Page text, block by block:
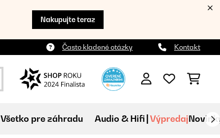
Nakupujte teraz
Často kladené otázky Kontakt
Všetko pre záhradu Audio & Hifi Výpredaj